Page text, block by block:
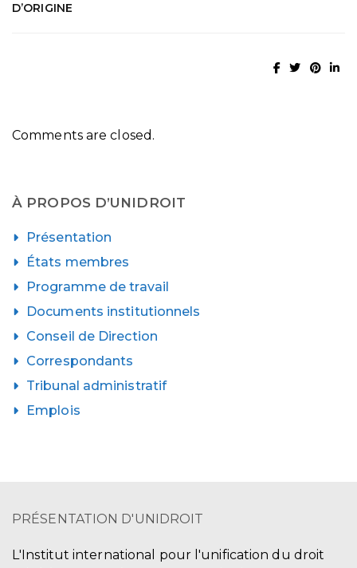
D’ORIGINE
Comments are closed.
À PROPOS D’UNIDROIT
Présentation
États membres
Programme de travail
Documents institutionnels
Conseil de Direction
Correspondants
Tribunal administratif
Emplois
PRÉSENTATION D'UNIDROIT
L'Institut international pour l'unification du droit